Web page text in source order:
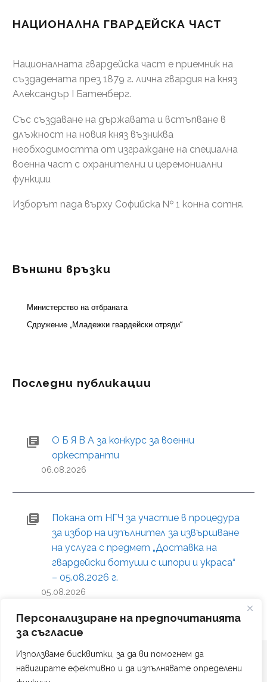
Персонализиране на предпочитанията
за съгласие
Използваме бисквитки, за да ви помогнем да
навигирате ефективно и да изпълнявате определени
НАЦИОНАЛНА ГВАРДЕЙСКА ЧАСТ
Националната гвардейска част е приемник на
създадената през 1879 г. лична гвардия на княз
Александър І Батенберг.
Със създаване на държавата и встъпване в
длъжност на новия княз възниква
необходимостта от изграждане на специална
военна част с охранителни и церемониални
функции
Изборът пада върху Софийска № 1 конна сотня.
Външни връзки
Министерство на отбраната
Сдружение „Младежки гвардейски отряди“
Последни публикации
О Б Я В А за конкурс за военни
оркестранти
06.08.2026
Покана от НГЧ за участие в процедура
за избор на изпълнител за извършване
на услуга с предмет „Доставка на
гвардейски ботуши с шпори и украса“
– 05.08.2026 г.
05.08.2026